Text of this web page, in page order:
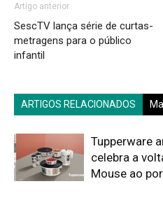
Artigo anterior
SescTV lança série de curtas-
metragens para o público
infantil
ARTIGOS RELACIONADOS
Tupperware
celebra a
Mouse ao